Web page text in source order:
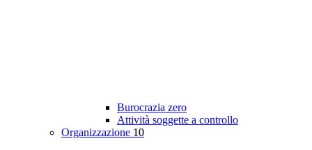
Burocrazia zero
Attività soggette a controllo
Organizzazione 10